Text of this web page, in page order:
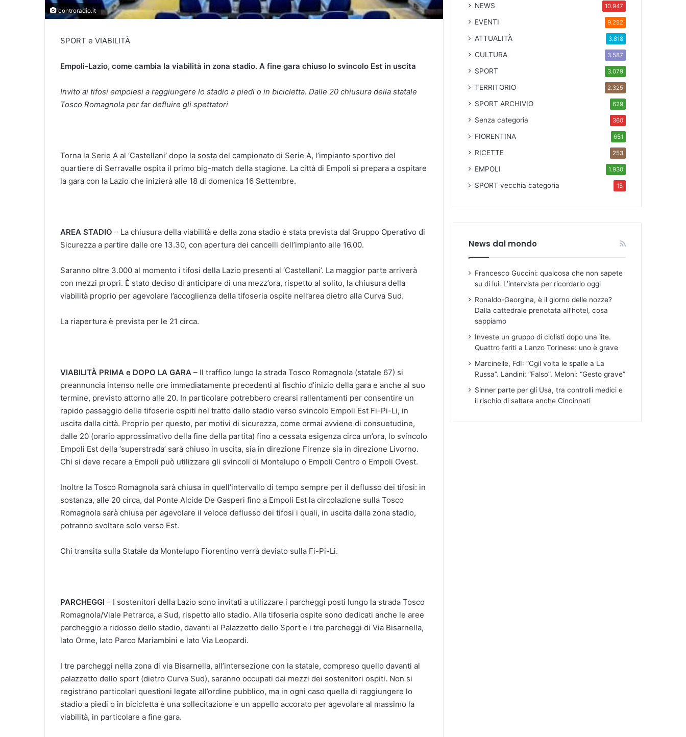
controradio.it
SPORT e VIABILITÀ
Empoli-Lazio, come cambia la viabilità in zona stadio. A fine gara chiuso lo svincolo Est in uscita
Invito ai tifosi empolesi a raggiungere lo stadio a piedi o in bicicletta. Dalle 20 chiusura della statale
Tosco Romagnola per far defluire gli spettatori
Torna la Serie A al ‘Castellani’ dopo la sosta del campionato di Serie A, l’impianto sportivo del
quartiere di Serravalle ospita il primo big-match della stagione. La città di Empoli si prepara a ospitare
la gara con la Lazio che inizierà alle 18 di domenica 16 Settembre.
AREA STADIO – La chiusura della viabilità e della zona stadio è stata prevista dal Gruppo Operativo di
Sicurezza a partire dalle ore 13.30, con apertura dei cancelli dell’impianto alle 16.00.
Saranno oltre 3.000 al momento i tifosi della Lazio presenti al ‘Castellani’. La maggior parte arriverà
con mezzi propri. È stato deciso di anticipare di una mezz’ora, rispetto al solito, la chiusura della
viabilità proprio per agevolare l’accoglienza della tifoseria ospite nell’area dietro alla Curva Sud.
La riapertura è prevista per le 21 circa.
VIABILITÀ PRIMA e DOPO LA GARA – Il traffico lungo la strada Tosco Romagnola (statale 67) si
preannuncia intenso nelle ore immediatamente precedenti al fischio d’inizio della gara e anche al suo
termine, previsto attorno alle 20. In particolare potrebbero crearsi rallentamenti per consentire un
rapido passaggio delle tifoserie ospiti nel tratto dallo stadio verso svincolo Empoli Est Fi-Pi-Li, in
uscita dalla città. Proprio per questo, per motivi di sicurezza, come ormai avviene di consuetudine,
dalle 20 (orario approssimativo della fine della partita) fino a cessata esigenza circa un’ora, lo svincolo
Empoli Est della ‘superstrada’ sarà chiuso in uscita, sia in direzione Firenze sia in direzione Livorno.
Chi si deve recare a Empoli può utilizzare gli svincoli di Montelupo o Empoli Centro o Empoli Ovest.
Inoltre la Tosco Romagnola sarà chiusa in quell’intervallo di tempo sempre per il deflusso dei tifosi: in
sostanza, alle 20 circa, dal Ponte Alcide De Gasperi fino a Empoli Est la circolazione sulla Tosco
Romagnola sarà chiusa per agevolare il veloce deflusso dei tifosi i quali, in uscita dalla zona stadio,
potranno svoltare solo verso Est.
Chi transita sulla Statale da Montelupo Fiorentino verrà deviato sulla Fi-Pi-Li.
PARCHEGGI – I sostenitori della Lazio sono invitati a utilizzare i parcheggi posti lungo la strada Tosco
Romagnola/Viale Petrarca, a Sud, rispetto allo stadio. Alla tifoseria ospite sono dedicati anche le aree
parcheggio a ridosso dello stadio, davanti al Palazzetto dello Sport e i tre parcheggi di Via Bisarnella,
lato Orme, lato Parco Mariambini e lato Via Leopardi.
I tre parcheggi nella zona di via Bisarnella, all’intersezione con la statale, compreso quello davanti al
palazzetto dello sport (dietro Curva Sud), saranno occupati dai mezzi dei sostenitori ospiti. Non si
registrano particolari questioni legate all’ordine pubblico, ma in ogni caso quella di raggiungere lo
stadio a piedi o in bicicletta è una sollecitazione e un appello accorato per agevolare al massimo la
viabilità, in particolare a fine gara.
NEWS 10.947
EVENTI 9.252
ATTUALITÀ 3.818
CULTURA 3.587
SPORT 3.079
TERRITORIO 2.325
SPORT ARCHIVIO 629
Senza categoria 360
FIORENTINA 651
RICETTE 253
EMPOLI 1.930
SPORTvecchia categoria 15
News dal mondo
Francesco Guccini: qualcosa che non sapete
su di lui. L’intervista per ricordarlo oggi
Ronaldo-Georgina, è il giorno delle nozze?
Dalla cattedrale prenotata all’hotel, cosa
sappiamo
Investe un gruppo di ciclisti dopo una lite.
Quattro feriti a Lanzo Torinese: uno è grave
Marcinelle, FdI: “Cgil volta le spalle a La
Russa”. Landini: “Falso”. Meloni: “Gesto grave”
Sinner parte per gli Usa, tra controlli medici e
il rischio di saltare anche Cincinnati